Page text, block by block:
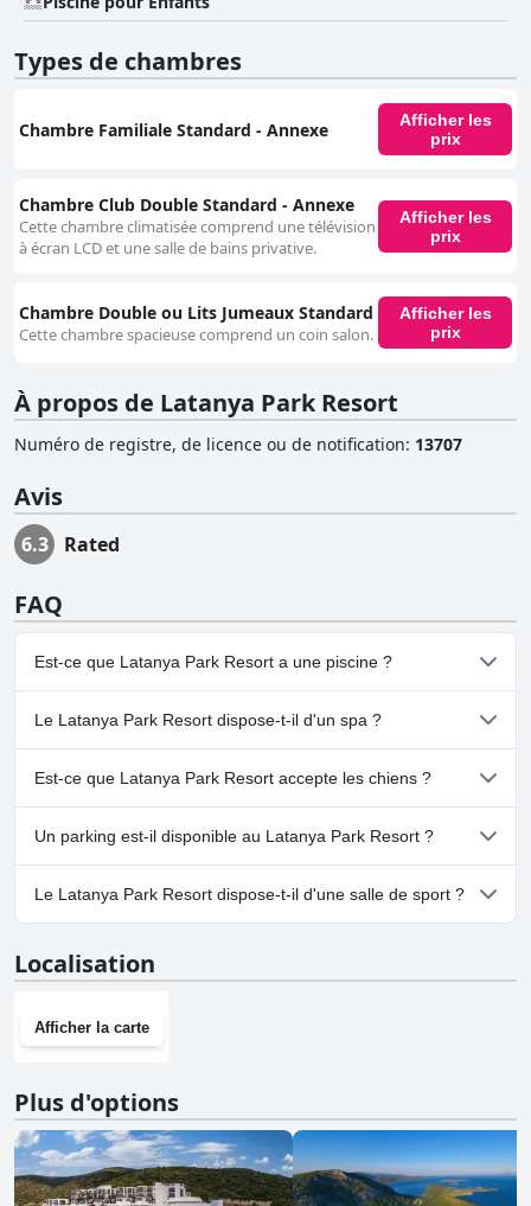
Types de chambres
Chambre Familiale Standard - Annexe
Afficher les
prix
Chambre Club Double Standard - Annexe
Cette chambre climatisée comprend une télévision
à écran LCD et une salle de bains privative.
Afficher les
prix
Chambre Double ou Lits Jumeaux Standard
Cette chambre spacieuse comprend un coin salon.
Afficher les
prix
À propos de Latanya Park Resort
Numéro de registre, de licence ou de notification: 13707
Avis
6.3 Rated
FAQ
Est-ce que Latanya Park Resort a une piscine ?
Oui, Latanya Park Resort dispose de piscine(s) appartenant à une
ou plusieurs des catégories suivantes : Piscine pour Enfants,
Toboggan Aquatique, Piscine Extérieure.
Le Latanya Park Resort dispose-t-il d'un spa ?
Oui, un spa est disponible à Latanya Park Resort.
Est-ce que Latanya Park Resort accepte les chiens ?
Non, Latanya Park Resort n'accepte pas les chiens.
Un parking est-il disponible au Latanya Park Resort ?
Oui, un parking est disponible à Latanya Park Resort.
Le Latanya Park Resort dispose-t-il d'une salle de sport ?
Localisation
Afficher la carte
Plus d'options